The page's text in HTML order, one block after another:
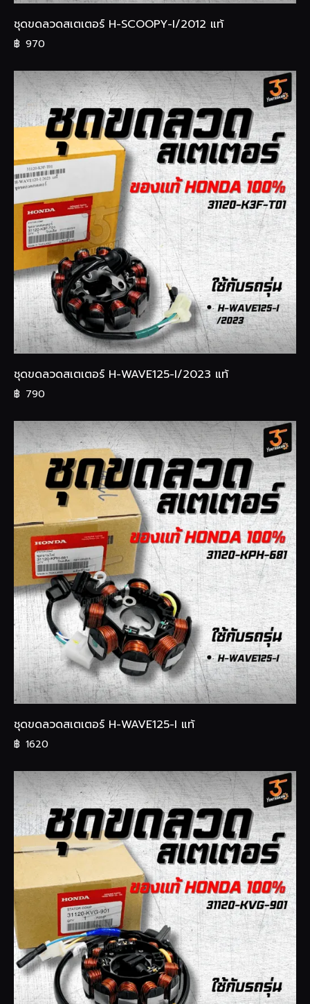
ชุดขดลวดสเตเตอร์ H-SCOOPY-I/2012 แท้
฿ 970
ชุดขดลวดสเตเตอร์ H-WAVE125-I/2023 แท้
฿ 790
ชุดขดลวดสเตเตอร์ H-WAVE125-I แท้
฿ 1620